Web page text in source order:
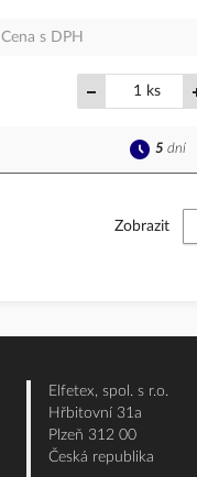
Cena s DPH
ks
5 dní
Zobrazit
Elfetex, spol. s r.o.
Hřbitovní 31a
Plzeň 312 00
Česká republika